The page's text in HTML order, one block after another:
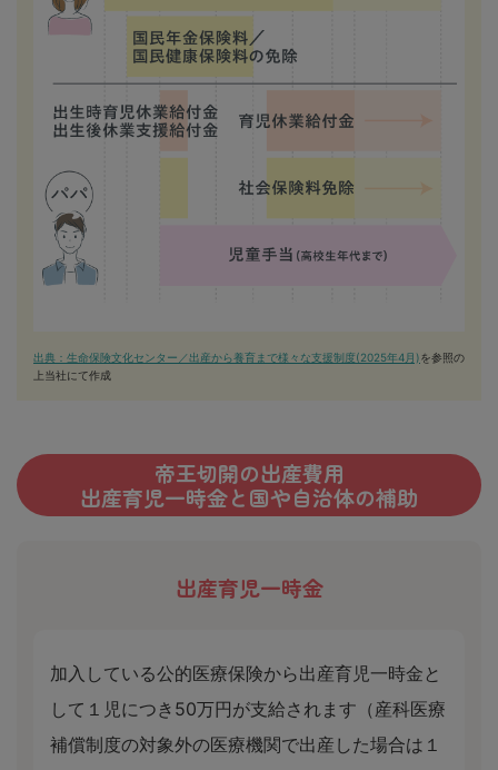
出典：生命保険文化センター／出産から養育まで様々な支援制度(2025年4月)を参照の
上当社にて作成
帝王切開の出産費用
出産育児一時金と国や自治体の補助
出産育児一時金
加入している公的医療保険から出産育児一時金と
して１児につき50万円が支給されます（産科医療
補償制度の対象外の医療機関で出産した場合は１